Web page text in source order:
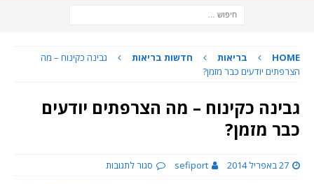
HOME בריאות חדשות בריאות
גבינה כקינוח – מה
הצרפתים יודעים כבר מזמן?
גבינה כקינוח – מה הצרפתים יודעים
כבר מזמן?
27 באפריל 2014 sefiport סגור לתגובות